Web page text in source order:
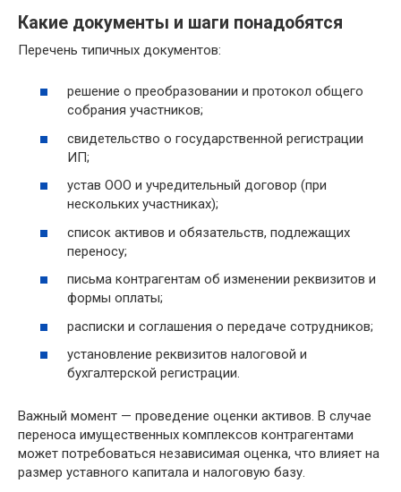
Какие документы и шаги понадобятся
Перечень типичных документов:
решение о преобразовании и протокол общего
собрания участников;
свидетельство о государственной регистрации
ИП;
устав ООО и учредительный договор (при
нескольких участниках);
список активов и обязательств, подлежащих
переносу;
письма контрагентам об изменении реквизитов и
формы оплаты;
расписки и соглашения о передаче сотрудников;
установление реквизитов налоговой и
бухгалтерской регистрации.
Важный момент — проведение оценки активов. В случае
переноса имущественных комплексов контрагентами
может потребоваться независимая оценка, что влияет на
размер уставного капитала и налоговую базу.